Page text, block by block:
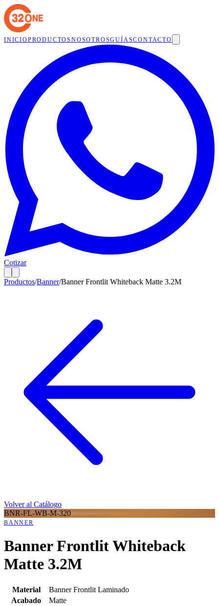
INICIOPRODUCTOSNOSOTROSGUÍASCONTACTO
Cotizar
Productos/Banner/Banner Frontlit Whiteback Matte 3.2M
Volver al Catálogo
BNR-FL-WB-M-320
BANNER
Banner Frontlit Whiteback
Matte 3.2M
Material
Banner Frontlit Laminado
Acabado
Matte